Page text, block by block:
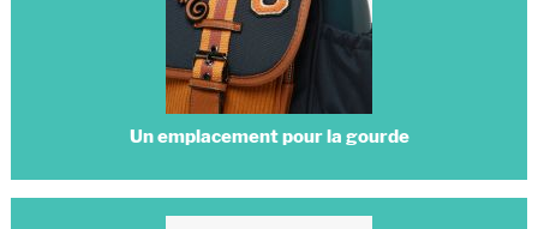
Un emplacement pour la gourde